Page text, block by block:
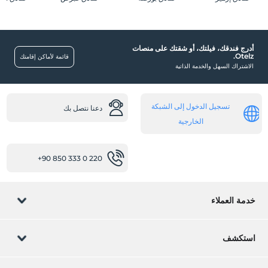
أدرج فندقك، فيلتك، أو شقتك على منصات
Otelz.
الاشتراك السهل والخدمة الذاتية
قائمة لأماكن إقامتك
تسجيل الدخول إلى الشبكة
الخارجية
دعنا نتصل بك
+90 850 333 0 220
خدمة العملاء
إدارة الحجز
استكشف